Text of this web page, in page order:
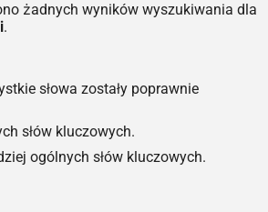
żadnych wyników wyszukiwania dla
.
słowa zostały poprawnie
słów kluczowych.
ogólnych słów kluczowych.